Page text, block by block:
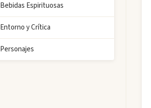
Bebidas Espirituosas
Entorno y Crítica
Personajes